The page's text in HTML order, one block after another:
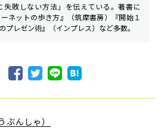
敗しない方法」を伝えている。著書に
ネットの歩き方』（筑摩書房）『開始１
プレゼン術』（インプレス）など多数。
ぶんしゃ）